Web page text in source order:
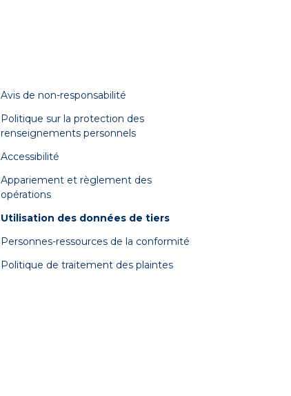
Avis de non-responsabilité
Politique sur la protection des
renseignements personnels
Accessibilité
Appariement et règlement des
opérations
Utilisation des données de tiers
Personnes-ressources de la conformité
Politique de traitement des plaintes